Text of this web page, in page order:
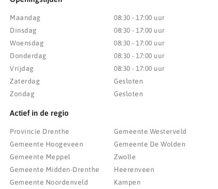
Maandag
Dinsdag
Woensdag
Donderdag
Vrijdag
Zaterdag
Zondag
08:30 - 17:00 uur
08:30 - 17:00 uur
08:30 - 17:00 uur
08:30 - 17:00 uur
08:30 - 17:00 uur
Gesloten
Gesloten
Actief in de regio
Provincie Drenthe
Gemeente Hoogeveen
Gemeente Meppel
Gemeente Midden-Drenthe
Gemeente Noordenveld
Gemeente Westerveld
Gemeente De Wolden
Zwolle
Heerenveen
Kampen